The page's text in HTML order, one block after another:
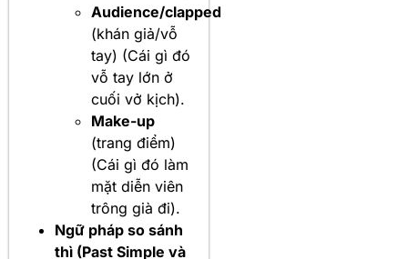
Audience/clapped
(khán giả/vỗ
tay) (Cái gì đó
vỗ tay lớn ở
cuối vở kịch).
Make-up
(trang điểm)
(Cái gì đó làm
mặt diễn viên
trông già đi).
Ngữ pháp so sánh
thì (Past Simple và